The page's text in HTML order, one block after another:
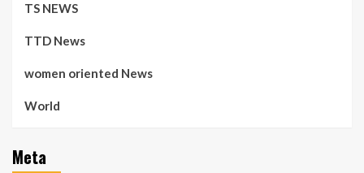
TS NEWS
TTD News
women oriented News
World
Meta